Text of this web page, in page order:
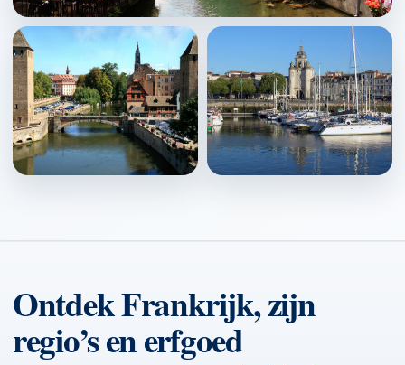
Colmar↗
Ontdek Frankrijk, zijn
regio’s en erfgoed